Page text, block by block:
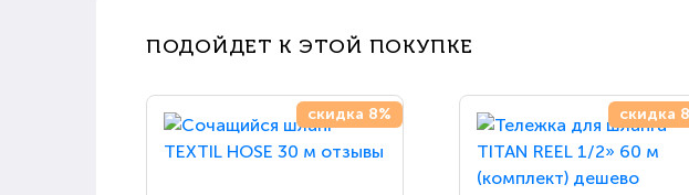
ПОДОЙДЕТ К ЭТОЙ ПОКУПКЕ
скидка 8% скидка